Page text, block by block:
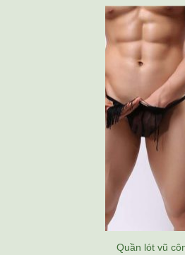
Quần lót vũ